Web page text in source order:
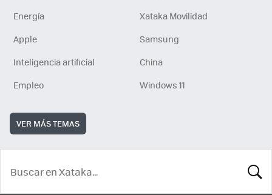
Energía
Xataka Movilidad
Apple
Samsung
Inteligencia artificial
China
Empleo
Windows 11
VER MÁS TEMAS